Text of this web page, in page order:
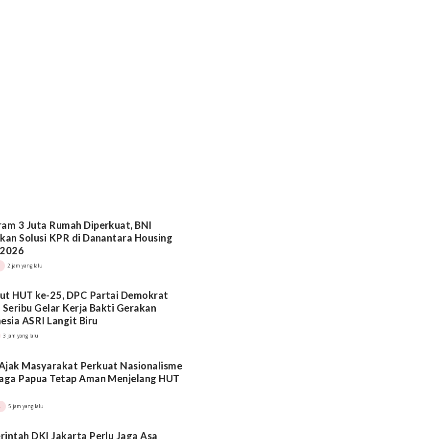
3 Juta Rumah Diperkuat, BNI
Solusi KPR di Danantara Housing
2 jam yang lalu
HUT ke-25, DPC Partai Demokrat
Seribu Gelar Kerja Bakti Gerakan
ASRI Langit Biru
3 jam yang lalu
Masyarakat Perkuat Nasionalisme
Papua Tetap Aman Menjelang HUT
5 jam yang lalu
DKI Jakarta Perlu Jaga Asa